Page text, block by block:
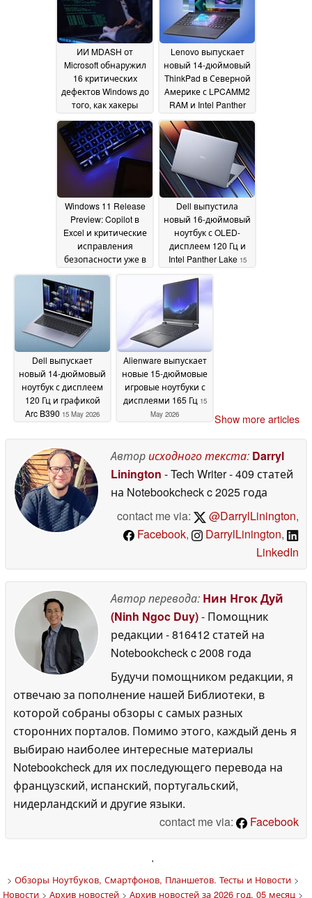
ИИ MDASH от
Microsoft обнаружил
16 критических
дефектов Windows до
того, как хакеры
использовать16 May
2026
Lenovo выпускает
новый 14-дюймовый
ThinkPad в Северной
Америке с LPCAMM2
RAM и Intel Panther
15 May 2026
Windows 11 Release
Preview: Copilot в
Excel и критические
исправления
безопасности уже в
15 May 2026
Dell выпустила
новый 16-дюймовый
ноутбук с OLED-
дисплеем 120 Гц и
Intel Panther Lake 15
Dell выпускает
новый 14-дюймовый
ноутбук с дисплеем
120 Гц и графикой
Arc B390 15 May 2026
Alienware выпускает
новые 15-дюймовые
игровые ноутбуки с
дисплеями 165 Гц 15
May 2026
Show more articles
Авторисходного текста: Darryl
Linington - Tech Writer- 409 статей
на Notebookcheckc 2025 года
contact me via:
@DarrylLinington,
Facebook, DarrylLinington,
LinkedIn
Автор перевода: Нин Нгок Дуй
(Ninh Ngoc Duy)- Помощник
редакции - 816412 статей на
Notebookcheckc 2008 года
Будучи помощником редакции, я
отвечаю за пополнение нашей Библиотеки, в
которой собраны обзоры с самых разных
сторонних порталов. Помимо этого, каждый день я
выбираю наиболее интересные материалы
Notebookcheck для их последующего перевода на
французский, испанский, португальский,
нидерландский и другие языки.
contact me via:
Facebook
'
> Обзоры Ноутбуков, Смартфонов, Планшетов. Тесты и Новости>
Новости> Архив новостей> Архив новостей за 2026 год, 05 месяц>